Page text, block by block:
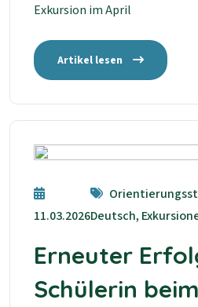
Exkursion im April
Artikel lesen
11.03.2026Deutsch,
Erneuter
Schülerin beim